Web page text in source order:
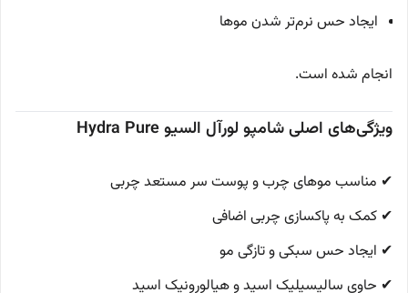
ایجاد حس نرم‌تر شدن موها
انجام شده است.
ویژگی‌های اصلی شامپو لورآل السیو Hydra Pure
✔ مناسب موهای چرب و پوست سر مستعد چربی
✔ کمک به پاکسازی چربی اضافی
✔ ایجاد حس سبکی و تازگی مو
✔ حاوی سالیسیلیک اسید و هیالورونیک اسید